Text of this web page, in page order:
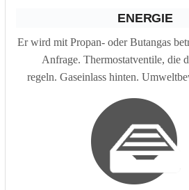
ENERGIE
Er wird mit Propan- oder Butangas
Anfrage. Thermostatventile, die
regeln. Gaseinlass hinten.